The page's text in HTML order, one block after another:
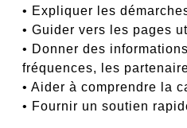
• Expliquer les
• Guider vers les pages
• Donner des
fréquences, les
• Aider à comprendre la
• Fournir un soutien